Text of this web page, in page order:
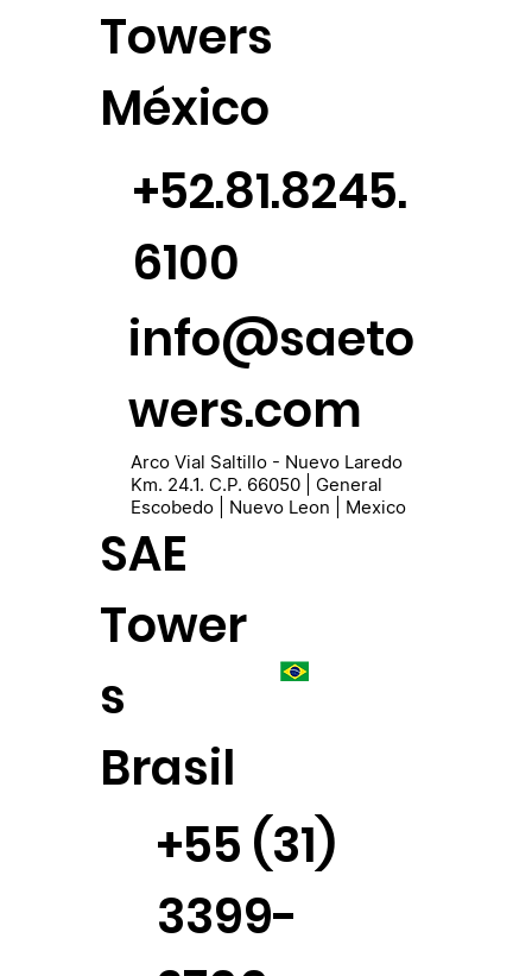
+52.81.8245.
6100
info@saeto
wers.com
Arco Vial Saltillo - Nuevo Laredo
Km. 24.1. C.P. 66050 | General
Escobedo | Nuevo Leon | Mexico
Towers
México
SAE
Tower
s
Brasil
+55 (31)
3399-